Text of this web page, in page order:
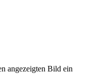
angezeigten Bild ein